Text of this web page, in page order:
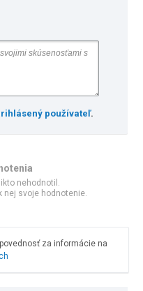
používateľ.
nehodnotil.
nej svoje hodnotenie.
za informácie na